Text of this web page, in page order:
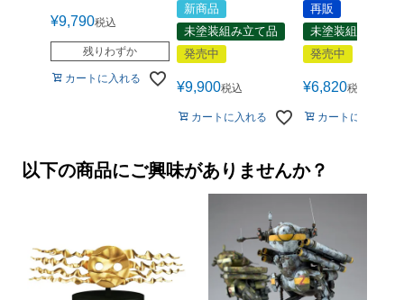
¥9,790税込
残りわずか
カートに入れる
新商品
未塗装組み立て品
発売中
¥9,900税込
カートに入れる
再販
未塗装組み立て品
発売中
¥6,820税込
カートに入れる
以下の商品にご興味がありませんか？